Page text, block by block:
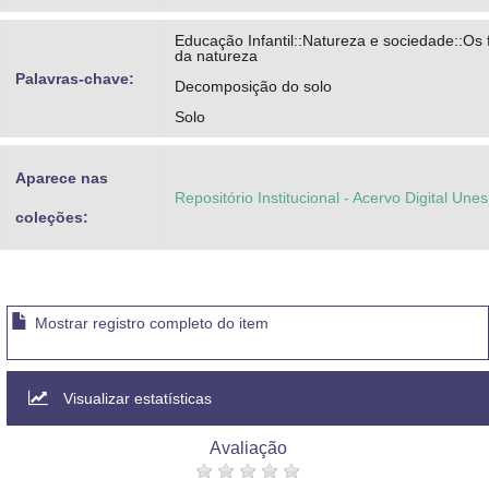
Palavras-chave:
Educação Infantil::Natureza e sociedade::Os
da natureza
Decomposição do solo
Solo
Aparece nas
coleções:
Repositório Institucional - Acervo Digital
Mostrar registro completo do item
Visualizar estatísticas
Avaliação